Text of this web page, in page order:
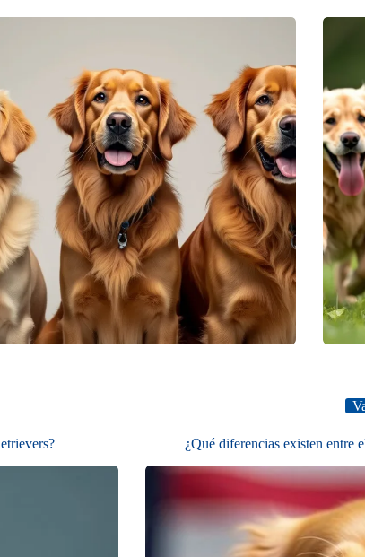
¿Qué diferencias existen entre